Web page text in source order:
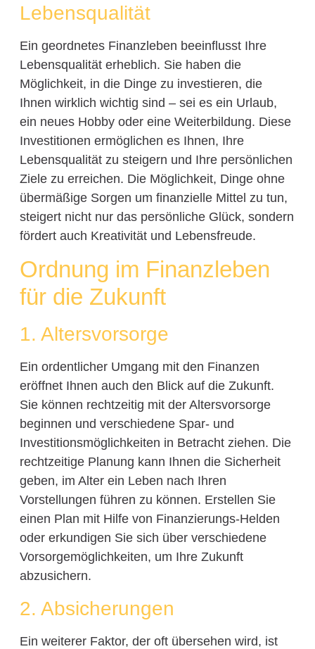
Lebensqualität
Ein geordnetes Finanzleben beeinflusst Ihre
Lebensqualität erheblich. Sie haben die
Möglichkeit, in die Dinge zu investieren, die
Ihnen wirklich wichtig sind – sei es ein Urlaub,
ein neues Hobby oder eine Weiterbildung. Diese
Investitionen ermöglichen es Ihnen, Ihre
Lebensqualität zu steigern und Ihre persönlichen
Ziele zu erreichen. Die Möglichkeit, Dinge ohne
übermäßige Sorgen um finanzielle Mittel zu tun,
steigert nicht nur das persönliche Glück, sondern
fördert auch Kreativität und Lebensfreude.
Ordnung im Finanzleben
für die Zukunft
1. Altersvorsorge
Ein ordentlicher Umgang mit den Finanzen
eröffnet Ihnen auch den Blick auf die Zukunft.
Sie können rechtzeitig mit der Altersvorsorge
beginnen und verschiedene Spar- und
Investitionsmöglichkeiten in Betracht ziehen. Die
rechtzeitige Planung kann Ihnen die Sicherheit
geben, im Alter ein Leben nach Ihren
Vorstellungen führen zu können. Erstellen Sie
einen Plan mit Hilfe von Finanzierungs-Helden
oder erkundigen Sie sich über verschiedene
Vorsorgemöglichkeiten, um Ihre Zukunft
abzusichern.
2. Absicherungen
Ein weiterer Faktor, der oft übersehen wird, ist